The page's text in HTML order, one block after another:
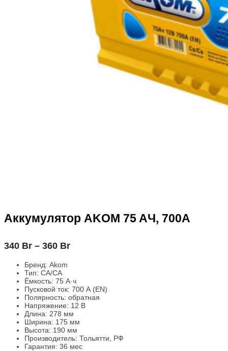
Аккумулятор AKOM 75 AЧ, 700А
340 Br – 360 Br
Бренд: Akom
Тип: CA/CA
Ёмкость: 75 А·ч
Пусковой ток: 700 А (EN)
Полярность: обратная
Напряжение: 12 В
Длина: 278 мм
Ширина: 175 мм
Высота: 190 мм
Производитель: Тольятти, РФ
Гарантия: 36 мес